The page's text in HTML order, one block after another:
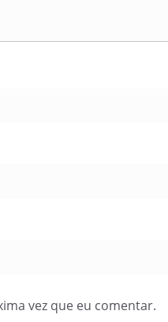
vez que eu comentar.